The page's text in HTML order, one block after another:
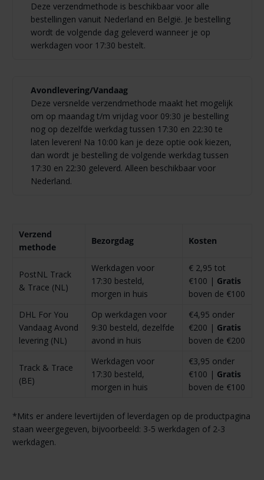
Deze verzendmethode is beschikbaar voor alle
bestellingen vanuit Nederland en België. Je bestelling
wordt de volgende dag geleverd wanneer je op
werkdagen voor 17:30 bestelt.
Avondlevering/Vandaag
Deze versnelde verzendmethode maakt het mogelijk
om op maandag t/m vrijdag voor 09:30 je bestelling
nog op dezelfde werkdag tussen 17:30 en 22:30 te
laten leveren! Na 10:00 kan je deze optie ook kiezen,
dan wordt je bestelling de volgende werkdag tussen
17:30 en 22:30 geleverd. Alleen beschikbaar voor
Nederland.
Verzend
methode
Bezorgdag Kosten
PostNL Track
& Trace (NL)
Werkdagen voor
17:30 besteld,
morgen in huis
€ 2,95 tot
€100 | Gratis
boven de €100
DHL For You
Vandaag Avond
levering (NL)
Op werkdagen voor
9:30 besteld, dezelfde
avond in huis
€4,95 onder
€200 | Gratis
boven de €200
Track & Trace
(BE)
Werkdagen voor
17:30 besteld,
morgen in huis
€3,95 onder
€100 | Gratis
boven de €100
*Mits er andere levertijden of leverdagen op de productpagina
staan weergegeven, bijvoorbeeld: 3-5 werkdagen of 2-3
werkdagen.